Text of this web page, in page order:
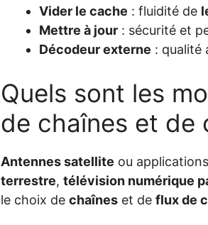
Vider le cache : fluidité de
Mettre à jour : sécurité et
Décodeur externe : qualité
Quels sont les
de chaînes et de
Antennes satellite ou
terrestre, télévision numérique
le choix de chaînes et de flux de